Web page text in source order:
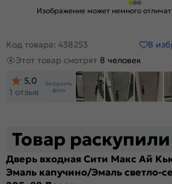
Изображение может немного
Код товара: 438253 В
Этот товар смотрят 8 человек
5,0
1 отзыв
Загрузить
фото
Товар раскупили
Дверь входная Сити Макс Ай
Эмаль капучино/Эмаль светло-